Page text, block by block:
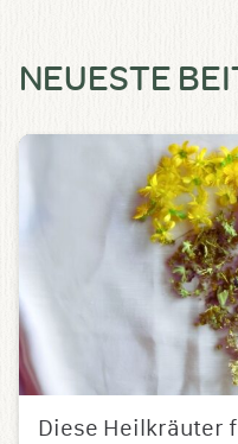
NEUESTE
Diese Heilkräuter